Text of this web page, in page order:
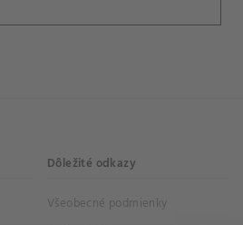
Dôležité odkazy
Všeobecné podmienky